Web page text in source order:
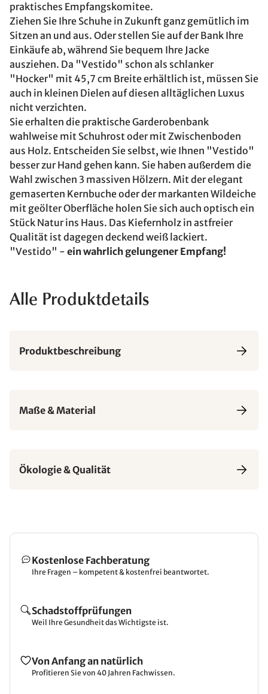
praktisches Empfangskomitee.
Ziehen Sie Ihre Schuhe in Zukunft ganz gemütlich im
Sitzen an und aus. Oder stellen Sie auf der Bank Ihre
Einkäufe ab, während Sie bequem Ihre Jacke
ausziehen. Da "Vestido" schon als schlanker
"Hocker" mit 45,7 cm Breite erhältlich ist, müssen Sie
auch in kleinen Dielen auf diesen alltäglichen Luxus
nicht verzichten.
Sie erhalten die praktische Garderobenbank
wahlweise mit Schuhrost oder mit Zwischenboden
aus Holz. Entscheiden Sie selbst, wie Ihnen "Vestido"
besser zur Hand gehen kann. Sie haben außerdem die
Wahl zwischen 3 massiven Hölzern. Mit der elegant
gemaserten Kernbuche oder der markanten Wildeiche
mit geölter Oberfläche holen Sie sich auch optisch ein
Stück Natur ins Haus. Das Kiefernholz in astfreier
Qualität ist dagegen deckend weiß lackiert.
"Vestido" - ein wahrlich gelungener Empfang!
Alle Produktdetails
Produktbeschreibung
Maße & Material
Ökologie & Qualität
Kostenlose Fachberatung
Ihre Fragen – kompetent & kostenfrei beantwortet.
Schadstoffprüfungen
Weil Ihre Gesundheit das Wichtigste ist.
Von Anfang an natürlich
Profitieren Sie von 40 Jahren Fachwissen.